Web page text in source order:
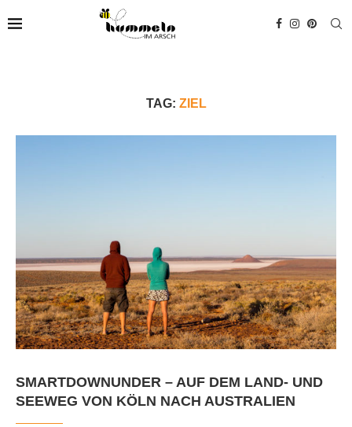
TAG: ZIEL
SMARTDOWNUNDER – AUF DEM LAND- UND
SEEWEG VON KÖLN NACH AUSTRALIEN